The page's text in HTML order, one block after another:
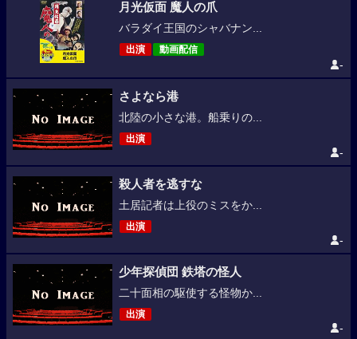
月光仮面 魔人の爪
バラダイ王国のシャバナン...
出演 動画配信
-
さよなら港
北陸の小さな港。船乗りの...
出演
-
殺人者を逃すな
土居記者は上役のミスをか...
出演
-
少年探偵団 鉄塔の怪人
二十面相の駆使する怪物か...
出演
-